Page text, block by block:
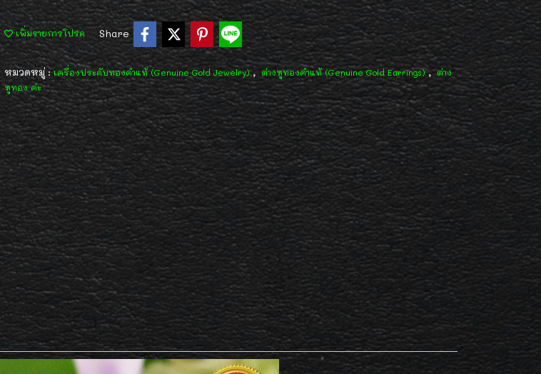
เพิ่มรายการโปรด Share
หมวดหมู่ :เครื่องประดับทองคำแท้ (Genuine Gold Jewelry), ต่างหูทองคำแท้ (Genuine Gold Earrings), ต่าง
หูทอง ค่ะ